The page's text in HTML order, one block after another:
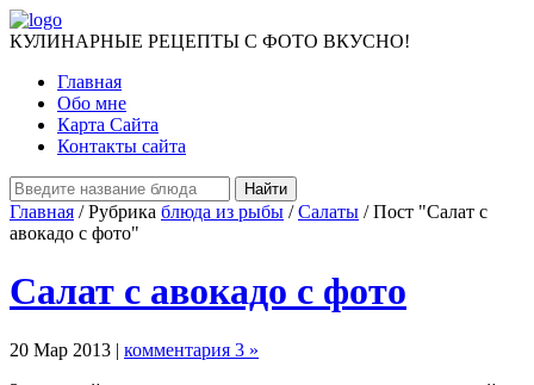
КУЛИНАРНЫЕ РЕЦЕПТЫ С ФОТО ВКУСНО!
Главная
Обо мне
Карта Сайта
Контакты сайта
Главная / Рубрика блюда из рыбы /Салаты / Пост "Салат с
авокадо с фото"
Салат с авокадо с фото
20 Мар 2013 | комментария 3 »